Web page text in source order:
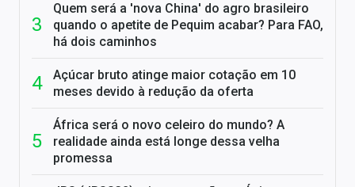
Quem será a 'nova China' do agro brasileiro
quando o apetite de Pequim acabar? Para FAO,
há dois caminhos
Açúcar bruto atinge maior cotação em 10
meses devido à redução da oferta
África será o novo celeiro do mundo? A
realidade ainda está longe dessa velha
promessa